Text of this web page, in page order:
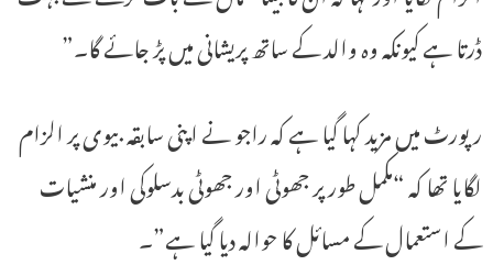
ڈرتا ہے کیونکہ وہ والد کے ساتھ پریشانی میں پڑ جائے گا۔”
رپورٹ میں مزید کہا گیا ہے کہ راجو نے اپنی سابقہ ​​بیوی پر الزام
لگایا تھا کہ “مکمل طور پر جھوٹی اور جھوٹی بدسلوکی اور منشیات
کے استعمال کے مسائل کا حوالہ دیا گیا ہے”۔